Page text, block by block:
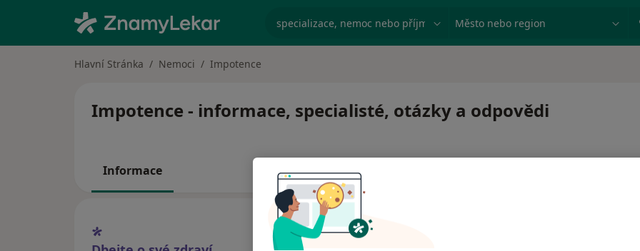
specializace, nemoc nebo příjmení Město nebo region
Hlavní Stránka Nemoci Impotence
Impotence - informace, specialisté, otázky a odpovědi
Informace